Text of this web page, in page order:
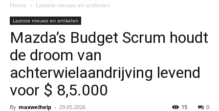
Home Laatste nieuws en artikelen
Laatste nieuws en artikelen
Mazda’s Budget Scrum houdt
de droom van
achterwielaandrijving levend
voor $ 8,5.000
By maxwelhelp - 29.05.2026 0
15